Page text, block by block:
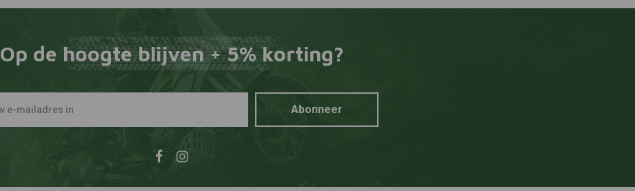
Op de hoogte blijven + 5% korting?
Abonneer